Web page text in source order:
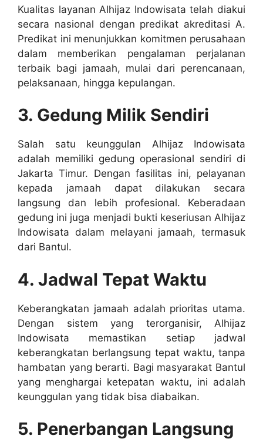
Kualitas layanan Alhijaz Indowisata telah diakui
secara nasional dengan predikat akreditasi A.
Predikat ini menunjukkan komitmen perusahaan
dalam memberikan pengalaman perjalanan
terbaik bagi jamaah, mulai dari perencanaan,
pelaksanaan, hingga kepulangan.
3. Gedung Milik Sendiri
Salah satu keunggulan Alhijaz Indowisata
adalah memiliki gedung operasional sendiri di
Jakarta Timur. Dengan fasilitas ini, pelayanan
kepada jamaah dapat dilakukan secara
langsung dan lebih profesional. Keberadaan
gedung ini juga menjadi bukti keseriusan Alhijaz
Indowisata dalam melayani jamaah, termasuk
dari Bantul.
4. Jadwal Tepat Waktu
Keberangkatan jamaah adalah prioritas utama.
Dengan sistem yang terorganisir, Alhijaz
Indowisata memastikan setiap jadwal
keberangkatan berlangsung tepat waktu, tanpa
hambatan yang berarti. Bagi masyarakat Bantul
yang menghargai ketepatan waktu, ini adalah
keunggulan yang tidak bisa diabaikan.
5. Penerbangan Langsung